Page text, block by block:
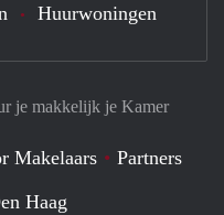
je makkelijk je Kamer
Makelaars
Partners
Haag
Huurwoningen